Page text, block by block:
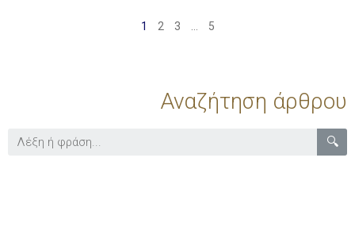
1 2 3 5
Αναζήτηση άρθρου
🔍